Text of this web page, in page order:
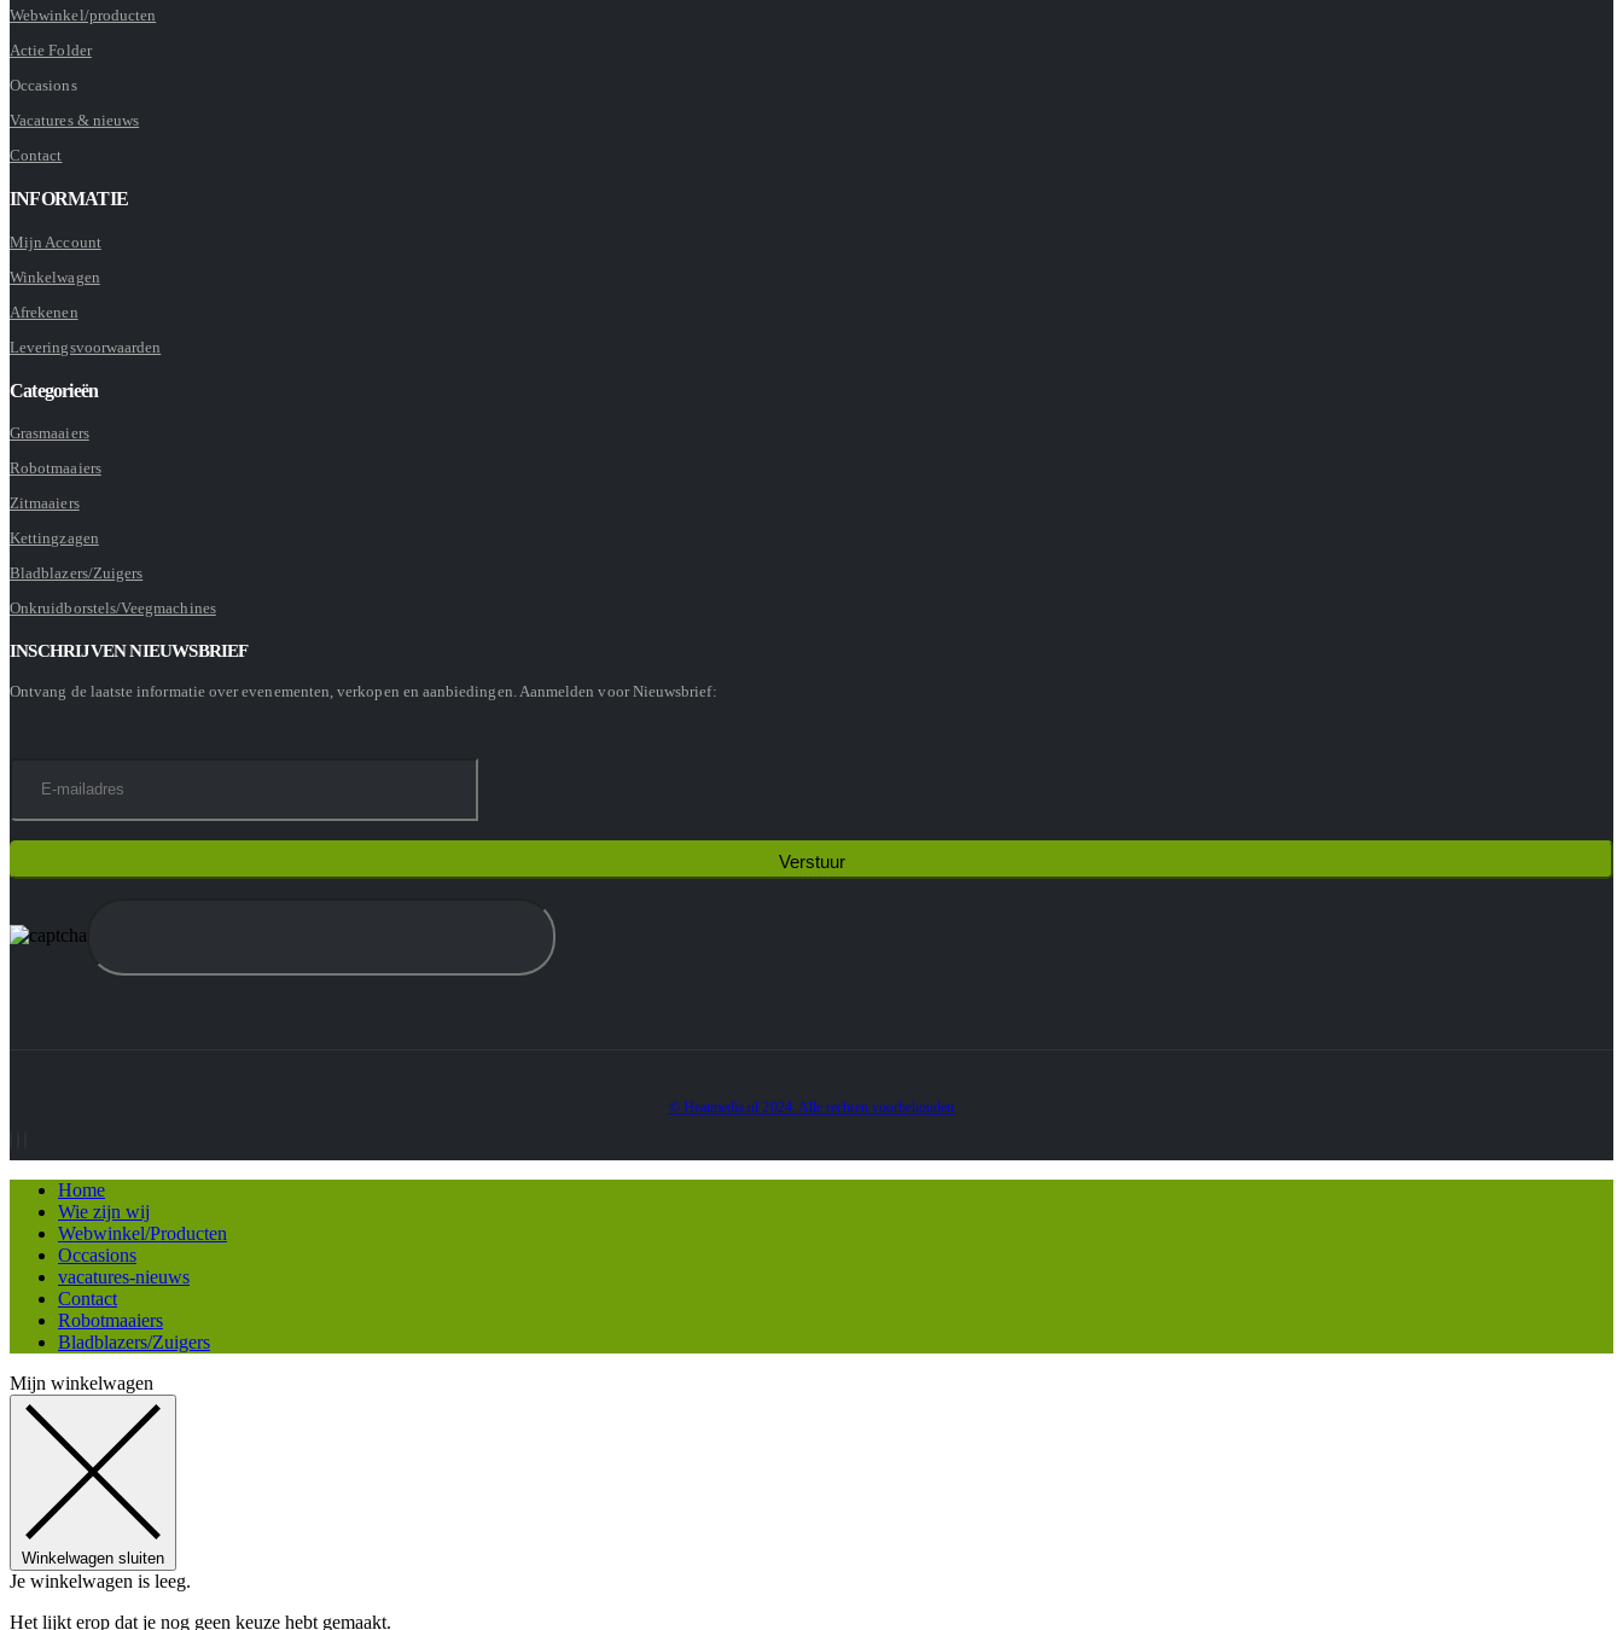
Webwinkel/producten
Actie Folder
Occasions
Vacatures & nieuws
Contact
INFORMATIE
Mijn Account
Winkelwagen
Afrekenen
Leveringsvoorwaarden
Categorieën
Grasmaaiers
Robotmaaiers
Zitmaaiers
Kettingzagen
Bladblazers/Zuigers
Onkruidborstels/Veegmachines
INSCHRIJVEN NIEUWSBRIEF
Ontvang de laatste informatie over evenementen, verkopen en aanbiedingen. Aanmelden voor Nieuwsbrief:
© Heatmedia.nl 2024. Alle rechten voorbehouden
Home
Wie zijn wij
Webwinkel/Producten
Occasions
vacatures-nieuws
Contact
Robotmaaiers
Bladblazers/Zuigers
Mijn winkelwagen
Winkelwagen sluiten
Je winkelwagen is leeg.
Het lijkt erop dat je nog geen keuze hebt gemaakt.